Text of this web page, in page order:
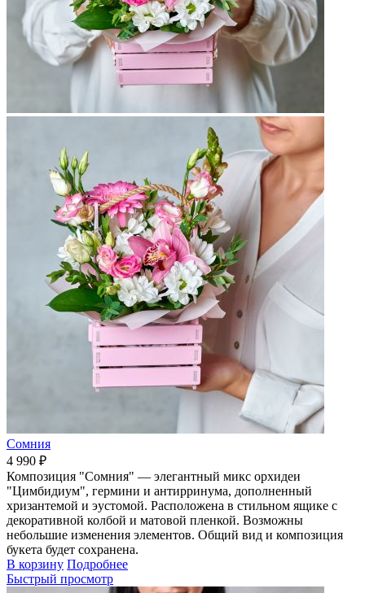
Сомния
4 990 ₽
Композиция "Сомния" — элегантный микс орхидеи
"Цимбидиум", гермини и антирринума, дополненный
хризантемой и эустомой. Расположена в стильном ящике с
декоративной колбой и матовой пленкой. Возможны
небольшие изменения элементов. Общий вид и композиция
букета будет сохранена.
В корзину Подробнее
Быстрый просмотр